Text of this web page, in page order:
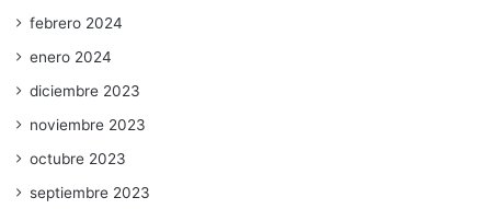
febrero 2024
enero 2024
diciembre 2023
noviembre 2023
octubre 2023
septiembre 2023